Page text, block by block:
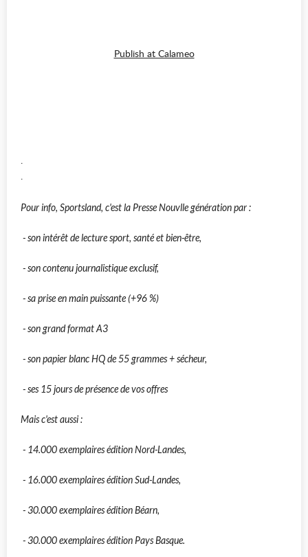
Publish at Calameo
.
.
Pour info, Sportsland, c'est la Presse Nouvlle génération par :
- son intérêt de lecture sport, santé et bien-être,
- son contenu journalistique exclusif,
- sa prise en main puissante (+96 %)
- son grand format A3
- son papier blanc HQ de 55 grammes + sécheur,
- ses 15 jours de présence de vos offres
Mais c'est aussi :
- 14.000 exemplaires édition Nord-Landes,
- 16.000 exemplaires édition Sud-Landes,
- 30.000 exemplaires édition Béarn,
- 30.000 exemplaires édition Pays Basque.